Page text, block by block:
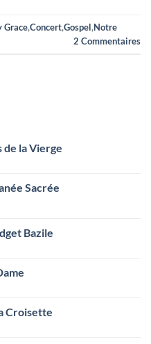
Grace,Concert,Gospel,Notre
2 Commentaires
de la Vierge
Sacrée
Bazile
Croisette